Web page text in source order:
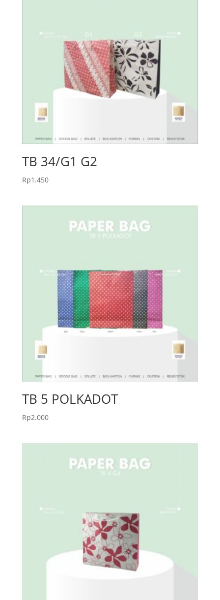
TB 34/G1 G2
Rp1.450
TB 5 POLKADOT
Rp2.000